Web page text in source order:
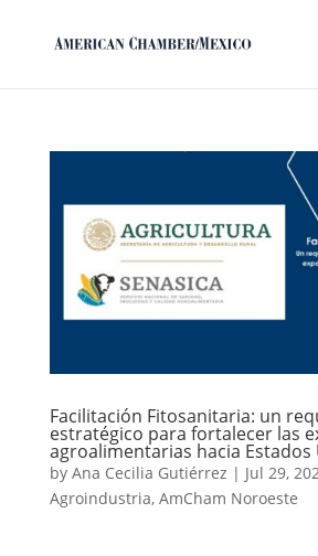
Facilitación Fitosanitaria: un
estratégico para fortalecer las
agroalimentarias hacia Estados
by Ana Cecilia Gutiérrez | Jul 29,
Agroindustria, AmCham Noroeste